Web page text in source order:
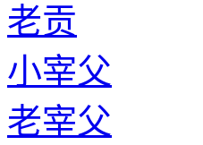
老贡
小宰父
老宰父